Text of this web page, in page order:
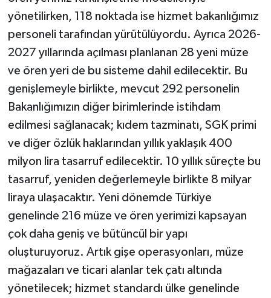
yönetilirken, 118 noktada ise hizmet bakanlığımız
personeli tarafından yürütülüyordu. Ayrıca 2026-
2027 yıllarında açılması planlanan 28 yeni müze
ve ören yeri de bu sisteme dahil edilecektir. Bu
genişlemeyle birlikte, mevcut 292 personelin
Bakanlığımızın diğer birimlerinde istihdam
edilmesi sağlanacak; kıdem tazminatı, SGK primi
ve diğer özlük haklarından yıllık yaklaşık 400
milyon lira tasarruf edilecektir. 10 yıllık süreçte bu
tasarruf, yeniden değerlemeyle birlikte 8 milyar
liraya ulaşacaktır. Yeni dönemde Türkiye
genelinde 216 müze ve ören yerimizi kapsayan
çok daha geniş ve bütüncül bir yapı
oluşturuyoruz. Artık gişe operasyonları, müze
mağazaları ve ticari alanlar tek çatı altında
yönetilecek; hizmet standardı ülke genelinde